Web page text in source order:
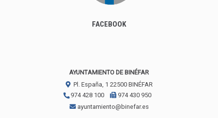
FACEBOOK
AYUNTAMIENTO DE BINÉFAR
Pl. España, 1 22500 BINÉFAR
974 428 100
974 430 950
ayuntamiento@binefar.es